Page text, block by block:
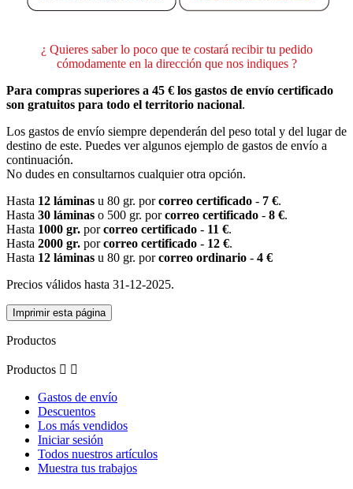
¿ Quieres saber lo poco que te costará recibir tu pedido
cómodamente en la dirección que nos indiques ?
Para compras superiores a 45 € los gastos de envío certificado
son gratuitos para todo el territorio nacional.
Los gastos de envío siempre dependerán del peso total y del lugar de
destino de este. Puedes ver algunos ejemplo de gastos de envío a
continuación.
No dudes en consultarnos cualquier otra opción.
Hasta 12 láminas u 80 gr. porcorreo certificado - 7 €.
Hasta 30 láminas o 500 gr. porcorreo certificado - 8 €.
Hasta 1000 gr. porcorreo certificado - 11 €.
Hasta 2000 gr. porcorreo certificado - 12 €.
Hasta 12 láminas u 80 gr. porcorreo ordinario - 4 €
Precios válidos hasta 31-12-2025.
Productos
Productos  
Gastos de envío
Descuentos
Los más vendidos
Iniciar sesión
Todos nuestros artículos
Muestra tus trabajos